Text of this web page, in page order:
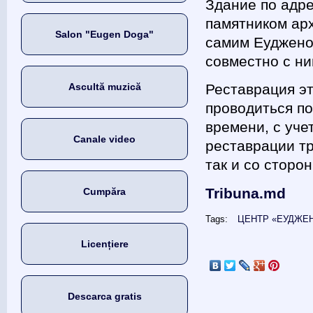
Salon "Eugen Doga"
Ascultă muzică
Canale video
Cumpăra
Licențiere
Descarca gratis
Здание по
памятником
самим
совместно с
Реставрация
проводиться
времени, с
реставрации
так и со
Tribuna.md
Tags: ЦЕНТР